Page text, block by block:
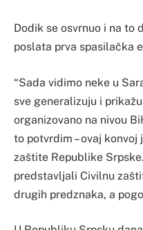
Dodik se osvrnuo i na to
poslata prva spasilačka
“Sada vidimo neke u
sve generalizuju i
organizovano na nivou
to potvrdim – ovaj
zaštite Republike
predstavljali Civilnu
drugih predznaka, a